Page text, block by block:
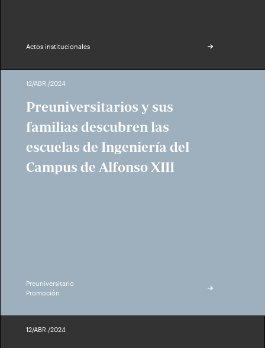
Actos institucionales
12/ABR./2024
Preuniversitarios y sus
familias descubren las
escuelas de Ingeniería del
Campus de Alfonso XIII
Preuniversitario
Promoción
12/ABR./2024